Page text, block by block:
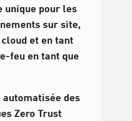
unique pour les
sur site,
et en tant
feu en tant que
automatisée des
Zero Trust